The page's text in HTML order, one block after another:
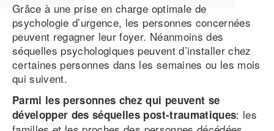
Grâce à une prise en charge optimale de
psychologie d’urgence, les personnes concernées
peuvent regagner leur foyer. Néanmoins des
séquelles psychologiques peuvent d’installer chez
certaines personnes dans les semaines ou les mois
qui suivent.
Parmi les personnes chez qui peuvent se
développer des séquelles post-traumatiques: les